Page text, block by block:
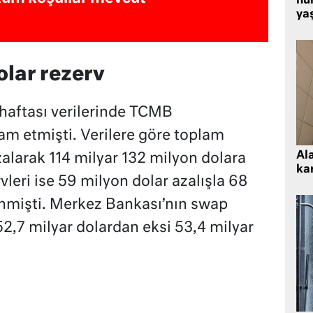
rezerv
verilerinde TCMB
etmişti. Verilere göre toplam
114 milyar 132 milyon dolara
ise 59 milyon dolar azalışla 68
Merkez Bankası’nın swap
milyar dolardan eksi 53,4 milyar